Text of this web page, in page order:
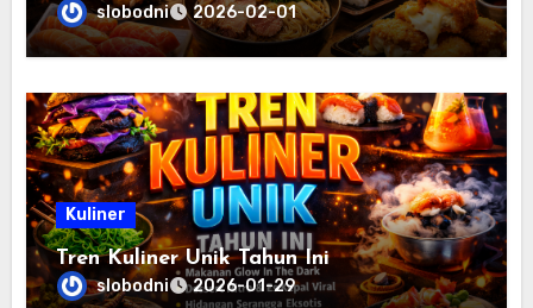
slobodni 2026-02-01
Kuliner
Tren Kuliner Unik Tahun Ini
slobodni 2026-01-29